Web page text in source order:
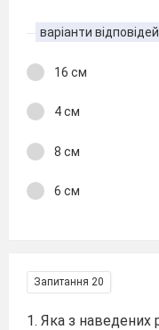
варіанти відповідей
16 см
4 см
8 см
6 см
Запитання 20
1. Яка з наведених